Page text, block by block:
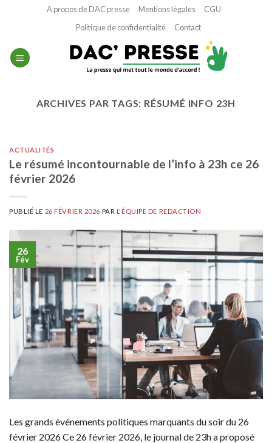
A propos de DAC presse Mentions légales
CGU
Politique de confidentialité
Contact
ARCHIVES PAR TAGS: RÉSUMÉ INFO 23H
ACTUALITÉS
Le résumé incontournable de l’info à 23h ce 26
février 2026
PUBLIÉ LE 26 FÉVRIER 2026 PAR L'ÉQUIPE DE REDACTION
26
Fév
Les grands événements politiques marquants du soir du 26
février 2026 Ce 26 février 2026, le journal de 23h a proposé